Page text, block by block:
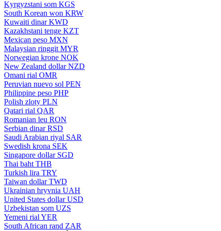
Kyrgyzstani som KGS
South Korean won KRW
Kuwaiti dinar KWD
Kazakhstani tenge KZT
Mexican peso MXN
Malaysian ringgit MYR
Norwegian krone NOK
New Zealand dollar NZD
Omani rial OMR
Peruvian nuevo sol PEN
Philippine peso PHP
Polish zloty PLN
Qatari rial QAR
Romanian leu RON
Serbian dinar RSD
Saudi Arabian riyal SAR
Swedish krona SEK
Singapore dollar SGD
Thai baht THB
Turkish lira TRY
Taiwan dollar TWD
Ukrainian hryvnia UAH
United States dollar USD
Uzbekistan som UZS
Yemeni rial YER
South African rand ZAR